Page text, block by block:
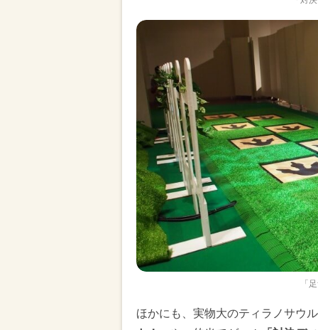
「
ほかにも、実物大のティラノサウ